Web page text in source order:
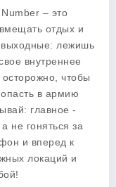
– это
отдых и
выходные: лежишь
внутреннее
чтобы
в армию
главное -
не гоняться за
и вперед к
локаций и